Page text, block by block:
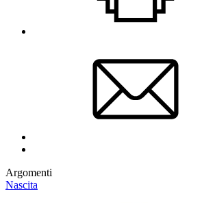
Argomenti
Nascita